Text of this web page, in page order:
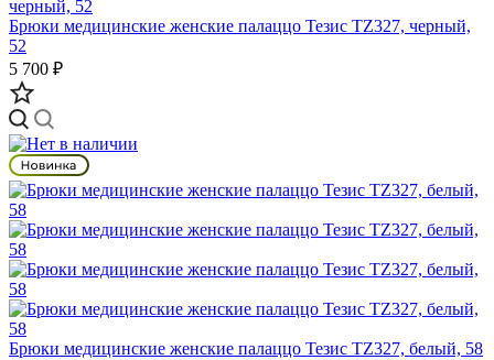
Брюки медицинские женские палаццо Тезис TZ327, черный,
52
5 700 ₽
Брюки медицинские женские палаццо Тезис TZ327, белый, 58